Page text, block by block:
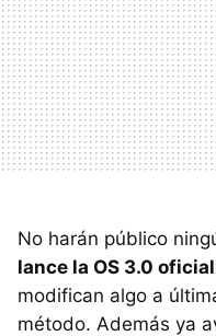
No harán público
lance la OS 3.0
modifican algo a
método. Además ya